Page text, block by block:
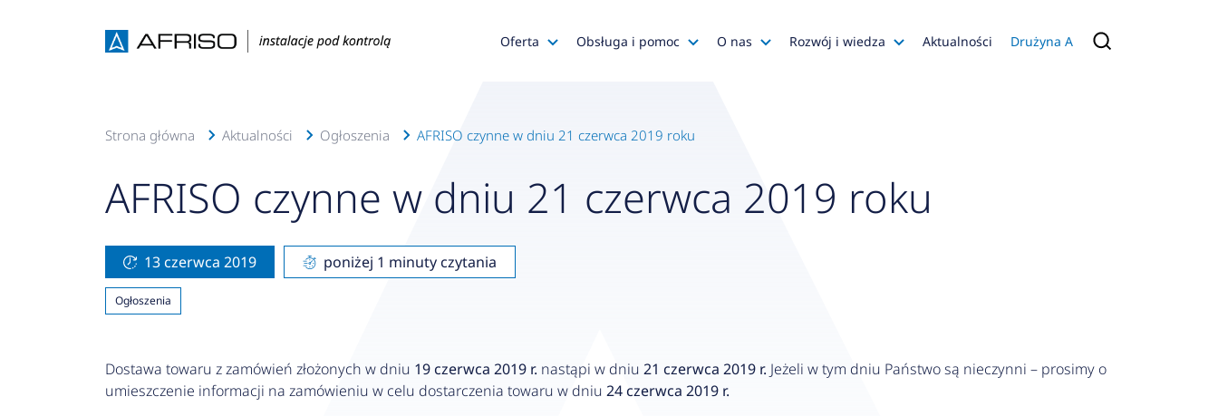
Oferta
Katalog SALUS Controls
Wyprzedaże
Obsługa i pomoc
Obsługa zamówień
Wsparcie techniczne
O nas
Historia
Grupa AFRISO
Rozwój i wiedza Aktualności Drużyna A
Strona główna Aktualności Ogłoszenia AFRISO czynne w dniu 21 czerwca 2019 roku
AFRISO czynne w dniu 21 czerwca 2019 roku
13 czerwca 2019 poniżej 1 minuty czytania
Ogłoszenia
Dostawa towaru z zamówień złożonych w dniu 19 czerwca 2019 r. nastąpi w dniu 21 czerwca 2019 r. Jeżeli w tym dniu Państwo są nieczynni – prosimy o
umieszczenie informacji na zamówieniu w celu dostarczenia towaru w dniu 24 czerwca 2019 r.